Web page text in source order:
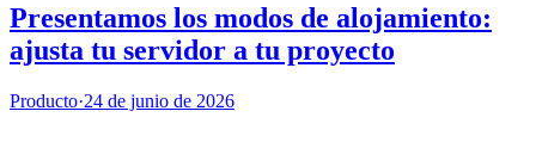
Presentamos los modos de alojamiento:
ajusta tu servidor a tu proyecto
Producto·24 de junio de 2026